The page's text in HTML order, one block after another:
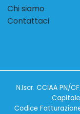
Chi siamo
Contattaci
N.Iscr. CCIAA PN/
Codice